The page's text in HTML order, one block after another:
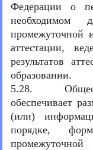
Федерации о
необходимом
промежуточной
аттестации,
результатов
образовании.
5.28.
обеспечивает
(или)
порядке,
промежуточной